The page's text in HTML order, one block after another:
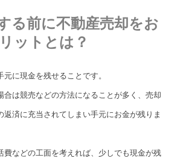
る前に不動産売却をお
ットとは？
元に現金を残せることです。
合は競売などの方法になることが多く、売却
返済に充当されてしまい手元にお金が残りま
費などの工面を考えれば、少しでも現金が残